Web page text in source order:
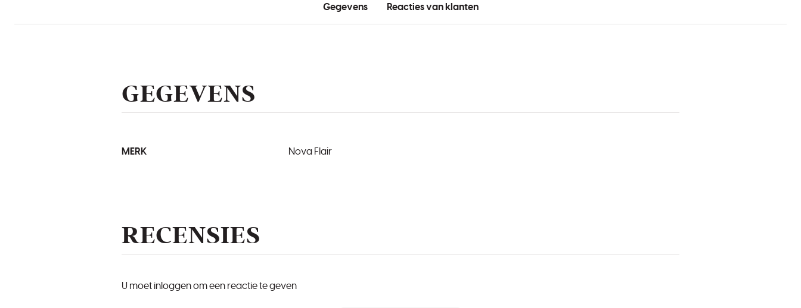
Gegevens Reacties van klanten
GEGEVENS
MERK Nova Flair
RECENSIES
U moet inloggen om een reactie te geven